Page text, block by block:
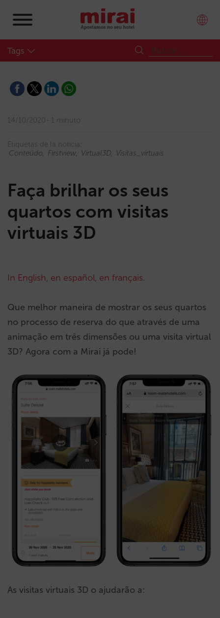
Tags
14/10/2020 1 minuto
Etiquetas de la noticia:
Conteúdo
Firstview Virtual3D Visitas_virtuais
Faça brilhar os seus
quartos com visitas
virtuais 3D
In English, en español, en français.
Que melhor maneira de mostrar os seus quartos
no processo de reserva do que através de uma
animação em três dimensões ou uma visita virtual
3D? Agora com a Mirai já pode!
As visitas virtuais 3D o ajudarão a: